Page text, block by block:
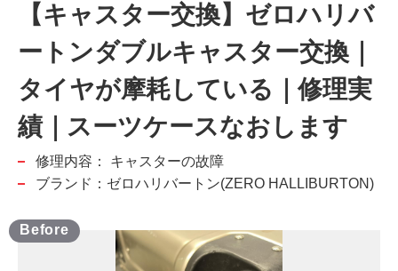
【キャスター交換】ゼロハリバ
ートンダブルキャスター交換｜
タイヤが摩耗している｜修理実
績｜スーツケースなおします
修理内容：
キャスターの故障
ブランド：ゼロハリバートン(ZERO HALLIBURTON)